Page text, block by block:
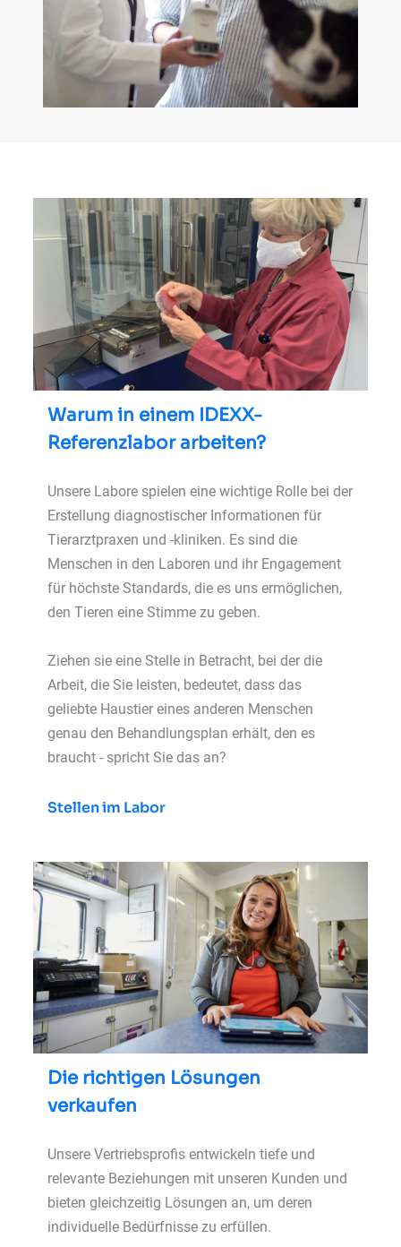
Warum in einem IDEXX-
Referenzlabor arbeiten?
Unsere Labore spielen eine wichtige Rolle bei der
Erstellung diagnostischer Informationen für
Tierarztpraxen und -kliniken. Es sind die
Menschen in den Laboren und ihr Engagement
für höchste Standards, die es uns ermöglichen,
den Tieren eine Stimme zu geben.
Ziehen sie eine Stelle in Betracht, bei der die
Arbeit, die Sie leisten, bedeutet, dass das
geliebte Haustier eines anderen Menschen
genau den Behandlungsplan erhält, den es
braucht - spricht Sie das an?
Stellen im Labor
Die richtigen Lösungen
verkaufen
Unsere Vertriebsprofis entwickeln tiefe und
relevante Beziehungen mit unseren Kunden und
bieten gleichzeitig Lösungen an, um deren
individuelle Bedürfnisse zu erfüllen.